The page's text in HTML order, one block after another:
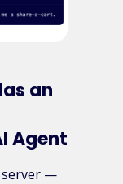
an
Agent
server —